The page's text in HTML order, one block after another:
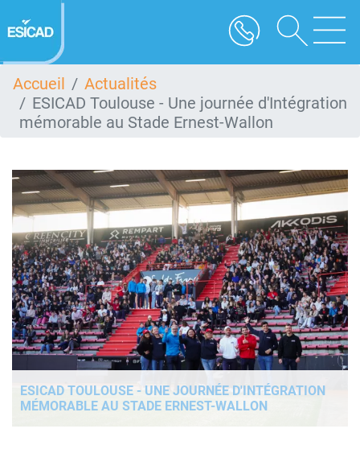
au
contenu
Accueil
Actualités
ESICAD Toulouse - Une journée d'Intégration
mémorable au Stade Ernest-Wallon
ESICAD TOULOUSE - UNE JOURNÉE D'INTÉGRATION
MÉMORABLE AU STADE ERNEST-WALLON